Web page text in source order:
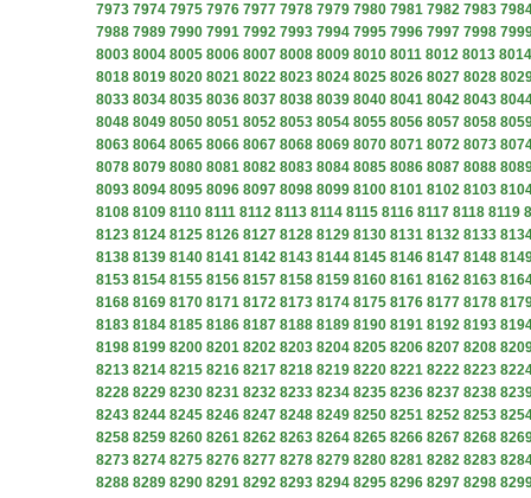
7973 7974 7975 7976 7977 7978 7979 7980 7981 7982 7983
7988 7989 7990 7991 7992 7993 7994 7995 7996 7997 7998
8003 8004 8005 8006 8007 8008 8009 8010 8011 8012 8013 8014
8018 8019 8020 8021 8022 8023 8024 8025 8026 8027 8028
8033 8034 8035 8036 8037 8038 8039 8040 8041 8042 8043
8048 8049 8050 8051 8052 8053 8054 8055 8056 8057 8058
8063 8064 8065 8066 8067 8068 8069 8070 8071 8072 8073
8078 8079 8080 8081 8082 8083 8084 8085 8086 8087 8088
8093 8094 8095 8096 8097 8098 8099 8100 8101 8102 8103
8108 8109 8110 8111 8112 8113 8114 8115 8116 8117 8118 8119
8123 8124 8125 8126 8127 8128 8129 8130 8131 8132 8133
8138 8139 8140 8141 8142 8143 8144 8145 8146 8147 8148
8153 8154 8155 8156 8157 8158 8159 8160 8161 8162 8163
8168 8169 8170 8171 8172 8173 8174 8175 8176 8177 8178
8183 8184 8185 8186 8187 8188 8189 8190 8191 8192 8193
8198 8199 8200 8201 8202 8203 8204 8205 8206 8207 8208
8213 8214 8215 8216 8217 8218 8219 8220 8221 8222 8223
8228 8229 8230 8231 8232 8233 8234 8235 8236 8237 8238
8243 8244 8245 8246 8247 8248 8249 8250 8251 8252 8253
8258 8259 8260 8261 8262 8263 8264 8265 8266 8267 8268
8273 8274 8275 8276 8277 8278 8279 8280 8281 8282 8283
8288 8289 8290 8291 8292 8293 8294 8295 8296 8297 8298